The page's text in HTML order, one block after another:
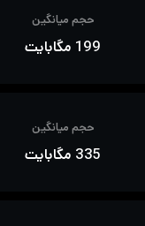
حجم میانگین
199 مگابایت
حجم میانگین
335 مگابایت